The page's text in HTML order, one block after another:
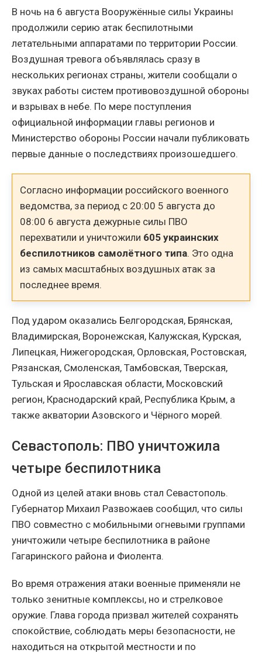
В ночь на 6 августа Вооружённые силы Украины
продолжили серию атак беспилотными
летательными аппаратами по территории России.
Воздушная тревога объявлялась сразу в
нескольких регионах страны, жители сообщали о
звуках работы систем противовоздушной обороны
и взрывах в небе. По мере поступления
официальной информации главы регионов и
Министерство обороны России начали публиковать
первые данные о последствиях произошедшего.
Согласно информации российского военного
ведомства, за период с 20:00 5 августа до
08:00 6 августа дежурные силы ПВО
перехватили и уничтожили 605 украинских
беспилотников самолётного типа. Это одна
из самых масштабных воздушных атак за
последнее время.
Под ударом оказались Белгородская, Брянская,
Владимирская, Воронежская, Калужская, Курская,
Липецкая, Нижегородская, Орловская, Ростовская,
Рязанская, Смоленская, Тамбовская, Тверская,
Тульская и Ярославская области, Московский
регион, Краснодарский край, Республика Крым, а
также акватории Азовского и Чёрного морей.
Севастополь: ПВО уничтожила
четыре беспилотника
Одной из целей атаки вновь стал Севастополь.
Губернатор Михаил Развожаев сообщил, что силы
ПВО совместно с мобильными огневыми группами
уничтожили четыре беспилотника в районе
Гагаринского района и Фиолента.
Во время отражения атаки военные применяли не
только зенитные комплексы, но и стрелковое
оружие. Глава города призвал жителей сохранять
спокойствие, соблюдать меры безопасности, не
находиться на открытой местности и по